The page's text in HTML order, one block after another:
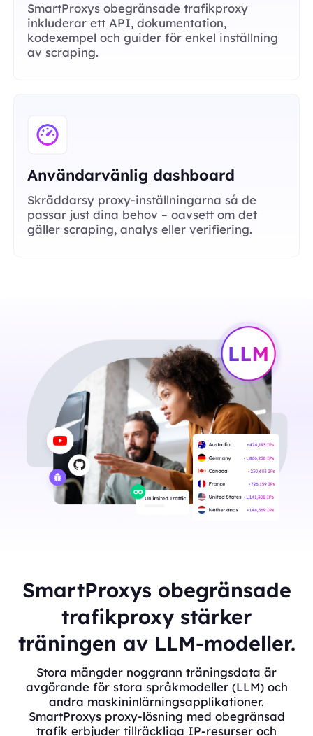
SmartProxys obegränsade trafikproxy
inkluderar ett API, dokumentation,
kodexempel och guider för enkel inställning
av scraping.
Användarvänlig dashboard
Skräddarsy proxy-inställningarna så de
passar just dina behov – oavsett om det
gäller scraping, analys eller verifiering.
SmartProxys obegränsade
trafikproxy stärker
träningen av LLM-modeller.
Stora mängder noggrann träningsdata är
avgörande för stora språkmodeller (LLM) och
andra maskininlärningsapplikationer.
SmartProxys proxy-lösning med obegränsad
trafik erbjuder tillräckliga IP-resurser och